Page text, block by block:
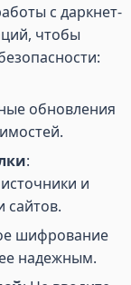
с даркнет-
чтобы
обновления
:
и
сайтов.
шифрование
надежным.